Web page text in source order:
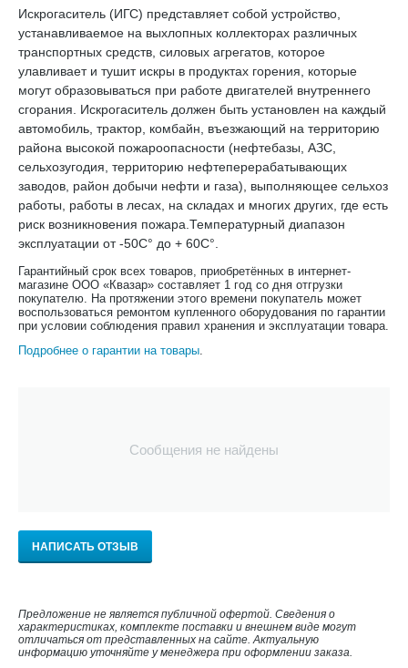
Искрогаситель (ИГС) представляет собой устройство,
устанавливаемое на выхлопных коллекторах различных
транспортных средств, силовых агрегатов, которое
улавливает и тушит искры в продуктах горения, которые
могут образовываться при работе двигателей внутреннего
сгорания. Искрогаситель должен быть установлен на каждый
автомобиль, трактор, комбайн, въезжающий на территорию
района высокой пожароопасности (нефтебазы, АЗС,
сельхозугодия, территорию нефтеперерабатывающих
заводов, район добычи нефти и газа), выполняющее сельхоз
работы, работы в лесах, на складах и многих других, где есть
риск возникновения пожара.Температурный диапазон
эксплуатации от -50С° до + 60С°.
Гарантийный срок всех товаров, приобретённых в интернет-
магазине ООО «Квазар» составляет 1 год со дня отгрузки
покупателю. На протяжении этого времени покупатель может
воспользоваться ремонтом купленного оборудования по гарантии
при условии соблюдения правил хранения и эксплуатации товара.
Подробнее о гарантии на товары
Сообщения не найдены
НАПИСАТЬ ОТЗЫВ
Предложение не является публичной офертой. Сведения о
характеристиках, комплекте поставки и внешнем виде могут
отличаться от представленных на сайте. Актуальную
информацию уточняйте у менеджера при оформлении заказа.